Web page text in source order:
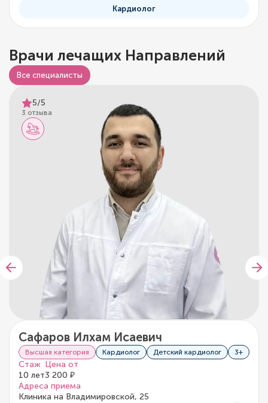
Кардиолог
Врачи лечащих Направлений
Все специалисты
5/5
3 отзыва
Сафаров Илхам Исаевич
Высшая категория Кардиолог Детский кардиолог 3+
Стаж
10 лет
Цена от
3 200 ₽
Адреса приема
Клиника на Владимировской, 25